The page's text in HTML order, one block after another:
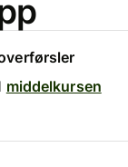
middelkursen